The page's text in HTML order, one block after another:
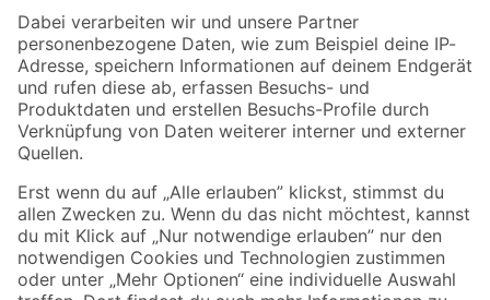
Zahlungsarten Versandarten
Sicher einkaufen
Jetzt die toom-App herunterladen